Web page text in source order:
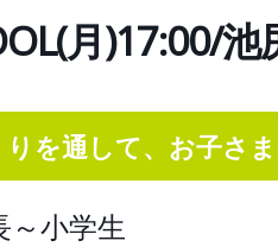
月)17:00/
を通して、お子さ
～小学生